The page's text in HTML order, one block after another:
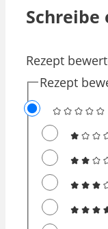
Rezept
Rezept